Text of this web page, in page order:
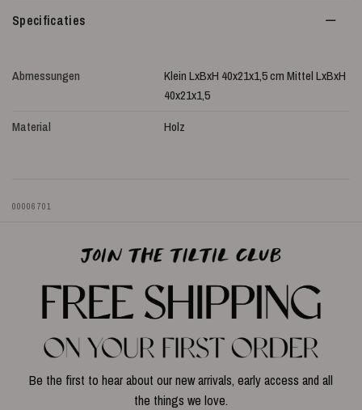
Specificaties
Abmessungen
Klein LxBxH 40x21x1,5 cm Mittel LxBxH
40x21x1,5
Material
Holz
00006701
Be the first to hear about our new arrivals, early access and all
the things we love.